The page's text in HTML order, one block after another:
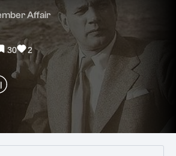
Affair
30 2